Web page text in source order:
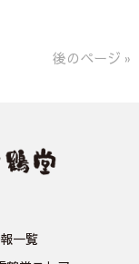
後のページ »
一覧